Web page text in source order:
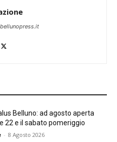
Belluno: ad agosto aperta
22 e il sabato pomeriggio
- 8 Agosto 2026